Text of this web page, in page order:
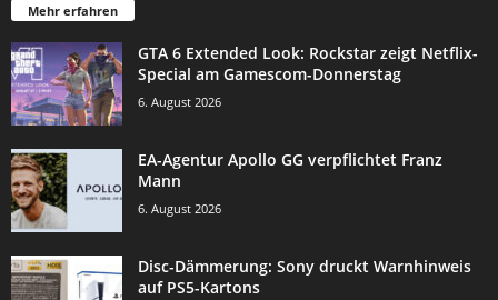
Mehr erfahren
GTA 6 Extended Look: Rockstar zeigt Netflix-
Special am Gamescom-Donnerstag
6. August 2026
EA-Agentur Apollo GG verpflichtet Franz
Mann
6. August 2026
Disc-Dämmerung: Sony druckt Warnhinweis
auf PS5-Kartons